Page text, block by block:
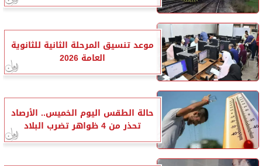
موعد تنسيق المرحلة الثانية للثانوية
العامة 2026
حالة الطقس اليوم الخميس.. الأرصاد
تحذر من 4 ظواهر تضرب البلاد